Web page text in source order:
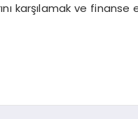
karşılamak ve